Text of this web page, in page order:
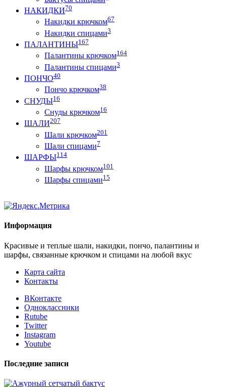
НАКИДКИ70
Накидки крючком67
Накидки спицами3
ПАЛАНТИНЫ167
Палантины крючком164
Палантины спицами3
ПОНЧО40
Пончо крючком38
СНУДЫ16
Снуды крючком16
ШАЛИ207
Шали крючком201
Шали спицами7
ШАРФЫ114
Шарфы крючком101
Шарфы спицами15
Информация
Красивые и теплые шали, накидки, пончо, палантины и
шарфы, связанные крючком и спицами на любой вкус
Карта сайта
Контакты
ВКонтакте
Одноклассники
Rutube
Twitter
Instagram
Youtube
Последние записи